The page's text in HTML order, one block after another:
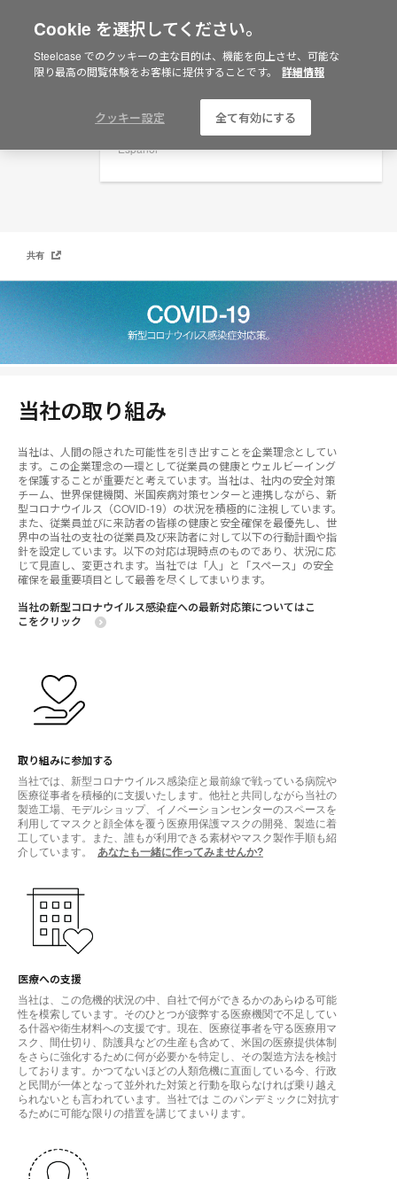
Are you in United States?
Would you like to see Products we sell in
Americas
Español
新型コロナウイルス 感染症対策
共有
当社の取り組み
当社は、人間の隠された可能性を引き出すことを企業理念としてい
ます。この企業理念の一環として従業員の健康とウェルビーイング
を保護することが重要だと考えています。当社は、社内の安全対策
チーム、世界保健機関、米国疾病対策センターと連携しながら、新
型コロナウイルス（COVID-19）の状況を積極的に注視しています。
また、従業員並びに来訪者の皆様の健康と安全確保を最優先し、世
界中の当社の支社の従業員及び来訪者に対して以下の行動計画や指
針を設定しています。以下の対応は現時点のものであり、状況に応
じて見直し、変更されます。当社では「人」と「スペース」の安全
確保を最重要項目として最善を尽くしてまいります。
当社の新型コロナウイルス感染症への最新対応策についてはこ
こをクリック
取り組みに参加する
当社では、新型コロナウイルス感染症と最前線で戦っている病院や
医療従事者を積極的に支援いたします。他社と共同しながら当社の
製造工場、モデルショップ、イノベーションセンターのスペースを
利用してマスクと顔全体を覆う医療用保護マスクの開発、製造に着
工しています。また、誰もが利用できる素材やマスク製作手順も紹
介しています。
あなたも一緒に作ってみませんか?
医療への支援
当社は、この危機的状況の中、自社で何ができるかのあらゆる可能
性を模索しています。そのひとつが疲弊する医療機関で不足してい
る什器や衛生材料への支援です。現在、医療従事者を守る医療用マ
スク、間仕切り、防護具などの生産も含めて、米国の医療提供体制
をさらに強化するために何が必要かを特定し、その製造方法を検討
しております。かつてないほどの人類危機に直面している今、行政
と民間が一体となって並外れた対策と行動を取らなければ乗り越え
られないとも言われています。当社では このパンデミックに対抗す
るために可能な限りの措置を講じてまいります。
Cookie を選択してください。
Steelcase でのクッキーの主な目的は、機能を向上させ、可能な
限り最高の閲覧体験をお客様に提供することです。
詳細情報
クッキー設定 全て有効にする